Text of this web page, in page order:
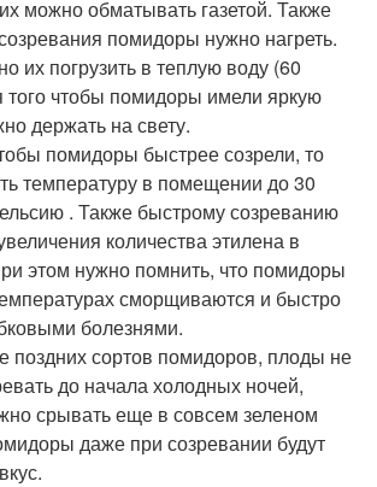
можно обматывать газетой. Также
помидоры нужно нагреть.
их погрузить в теплую воду (60
того чтобы помидоры имели яркую
держать на свету.
помидоры быстрее созрели, то
температуру в помещении до 30
. Также быстрому созреванию
количества этилена в
этом нужно помнить, что помидоры
сморщиваются и быстро
болезнями.
поздних сортов помидоров, плоды не
до начала холодных ночей,
срывать еще в совсем зеленом
даже при созревании будут